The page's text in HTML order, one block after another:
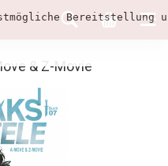
& Z-Movie